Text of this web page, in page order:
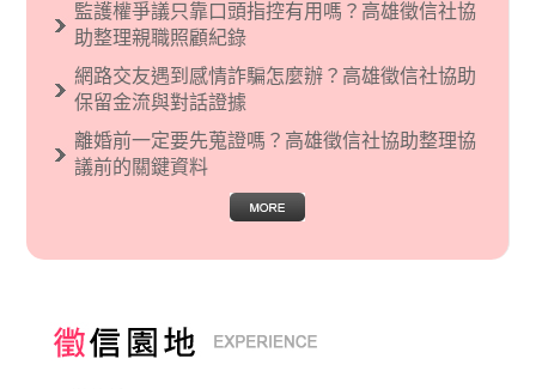
監護權爭議只靠口頭指控有用嗎？高雄徵信社協
助整理親職照顧紀錄
網路交友遇到感情詐騙怎麼辦？高雄徵信社協助
保留金流與對話證據
離婚前一定要先蒐證嗎？高雄徵信社協助整理協
議前的關鍵資料